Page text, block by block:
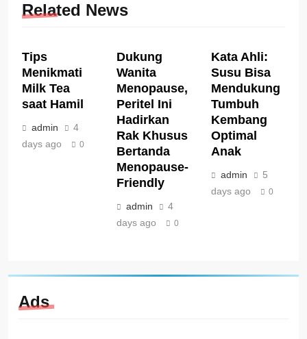
Related News
Tips
Menikmati
Milk Tea
saat Hamil
admin
4
days ago
0
Dukung
Wanita
Menopause,
Peritel Ini
Hadirkan
Rak Khusus
Bertanda
Menopause-
Friendly
admin
4
days ago
0
Kata Ahli:
Susu Bisa
Mendukung
Tumbuh
Kembang
Optimal
Anak
admin
5
days ago
0
Ads